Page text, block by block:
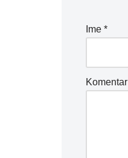
Ime *
Komentar